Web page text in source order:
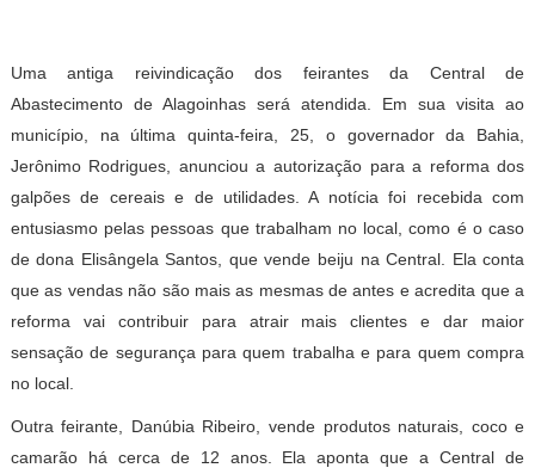
Uma antiga reivindicação dos feirantes da Central de
Abastecimento de Alagoinhas será atendida. Em sua visita ao
município, na última quinta-feira, 25, o governador da Bahia,
Jerônimo Rodrigues, anunciou a autorização para a reforma dos
galpões de cereais e de utilidades. A notícia foi recebida com
entusiasmo pelas pessoas que trabalham no local, como é o caso
de dona Elisângela Santos, que vende beiju na Central. Ela conta
que as vendas não são mais as mesmas de antes e acredita que a
reforma vai contribuir para atrair mais clientes e dar maior
sensação de segurança para quem trabalha e para quem compra
no local.
Outra feirante, Danúbia Ribeiro, vende produtos naturais, coco e
camarão há cerca de 12 anos. Ela aponta que a Central de